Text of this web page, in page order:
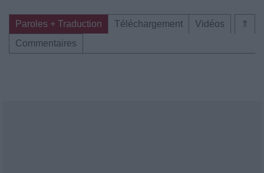
⇑
Paroles + Traduction Téléchargement
Vidéos
Commentaires